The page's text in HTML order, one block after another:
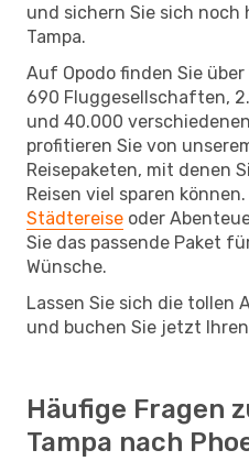
und sichern Sie sich noch
Tampa.
Auf Opodo finden Sie
690 Fluggesellschaften,
und 40.000
profitieren Sie von
Reisepaketen, mit denen
Reisen viel sparen
Städtereise oder
Sie das passende Paket
Wünsche.
Lassen Sie sich die tollen
und buchen Sie jetzt
Häufige Fragen
Tampa nach